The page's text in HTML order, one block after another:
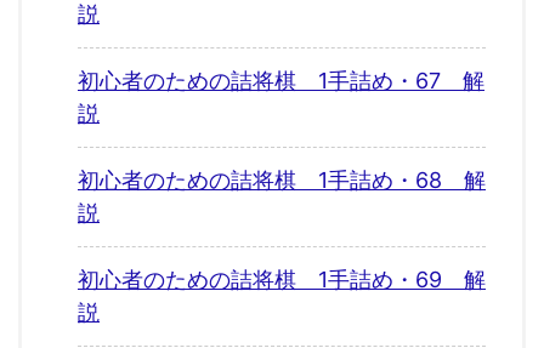
説
初心者のための詰将棋 1手詰め・67 解
説
初心者のための詰将棋 1手詰め・68 解
説
初心者のための詰将棋 1手詰め・69 解
説